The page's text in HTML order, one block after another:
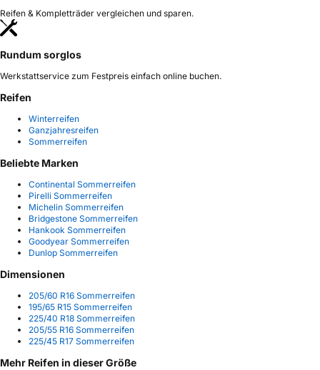
Reifen & Kompletträder vergleichen und sparen.
Rundum sorglos
Werkstattservice zum Festpreis einfach online buchen.
Reifen
Winterreifen
Ganzjahresreifen
Sommerreifen
Beliebte Marken
Continental Sommerreifen
Pirelli Sommerreifen
Michelin Sommerreifen
Bridgestone Sommerreifen
Hankook Sommerreifen
Goodyear Sommerreifen
Dunlop Sommerreifen
Dimensionen
205/60 R16 Sommerreifen
195/65 R15 Sommerreifen
225/40 R18 Sommerreifen
205/55 R16 Sommerreifen
225/45 R17 Sommerreifen
Mehr Reifen in dieser Größe